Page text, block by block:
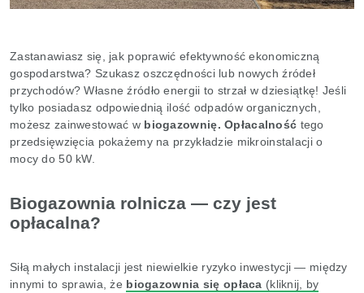
Zastanawiasz się, jak poprawić efektywność ekonomiczną
gospodarstwa? Szukasz oszczędności lub nowych źródeł
przychodów? Własne źródło energii to strzał w dziesiątkę! Jeśli
tylko posiadasz odpowiednią ilość odpadów organicznych,
możesz zainwestować w biogazownię. Opłacalność tego
przedsięwzięcia pokażemy na przykładzie mikroinstalacji o
mocy do 50 kW.
Biogazownia rolnicza — czy jest
opłacalna?
Siłą małych instalacji jest niewielkie ryzyko inwestycji — między
innymi to sprawia, że biogazownia się opłaca (kliknij, by